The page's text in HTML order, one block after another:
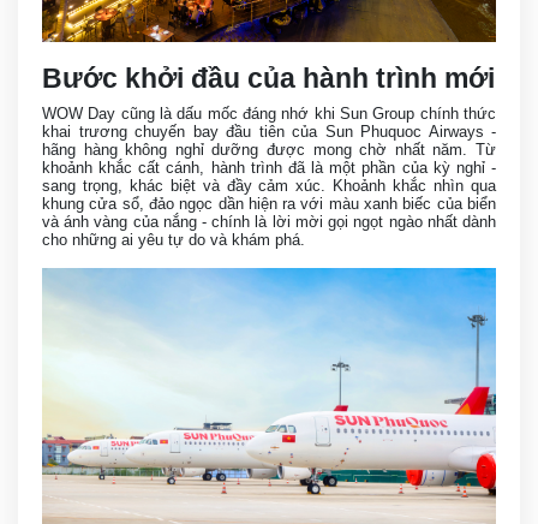
Bước khởi đầu của hành trình mới
WOW Day cũng là dấu mốc đáng nhớ khi Sun Group chính thức
khai trương chuyến bay đầu tiên của Sun Phuquoc Airways -
hãng hàng không nghỉ dưỡng được mong chờ nhất năm. Từ
khoảnh khắc cất cánh, hành trình đã là một phần của kỳ nghỉ -
sang trọng, khác biệt và đầy cảm xúc. Khoảnh khắc nhìn qua
khung cửa sổ, đảo ngọc dần hiện ra với màu xanh biếc của biển
và ánh vàng của nắng - chính là lời mời gọi ngọt ngào nhất dành
cho những ai yêu tự do và khám phá.